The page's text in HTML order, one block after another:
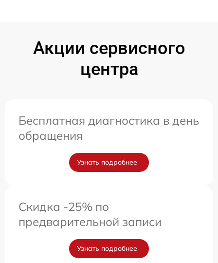
Акции сервисного
центра
Бесплатная диагностика в день
обращения
Узнать подробнее
Скидка -25% по
предварительной записи
Узнать подробнее